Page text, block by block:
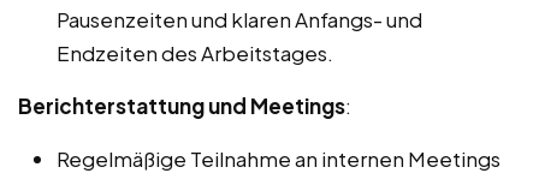
Pausenzeiten und klaren Anfangs- und
Endzeiten des Arbeitstages.
Berichterstattung und Meetings:
Regelmäßige Teilnahme an internen Meetings